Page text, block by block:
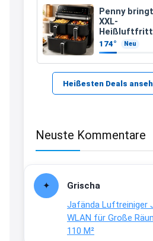
Penny
XXL-
für 89,99
einem
Vorteil
174° Neu
Heißesten Deals
Neuste Kommentare
Grischa
Jafända Luftreiniger
WLAN für Große
110 M²
↩
Kerstin
Bei EDEKA
↩
29.07
↩
Joachim
Ab diesem Jahr